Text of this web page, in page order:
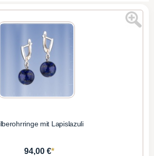
mit Lapislazuli
94,00 €*